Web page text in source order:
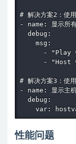
# 解决方案2：使
- name: 显示所
  debug:
    msg:
- "Play
- "Host
# 解决方案3：
- name: 显示主
  debug:
var:
性能问题